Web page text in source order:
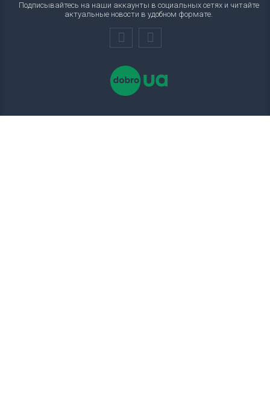
Подписывайтесь на наши аккаунты в социальных сетях и читайте
актуальные новости в удобном формате.